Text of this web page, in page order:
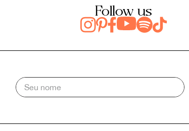
Follow us